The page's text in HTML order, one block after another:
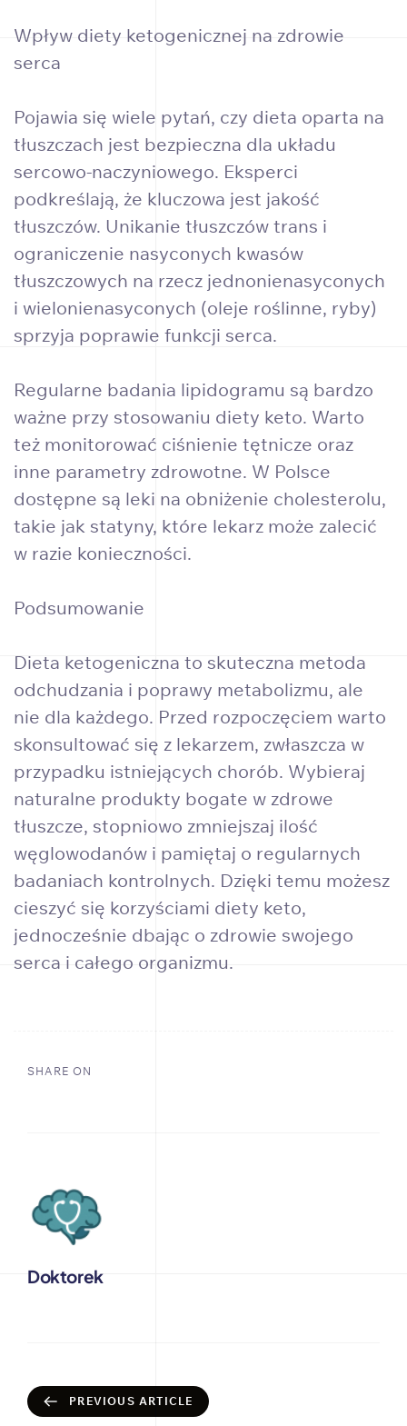
Wpływ diety ketogenicznej na zdrowie
serca
Pojawia się wiele pytań, czy dieta oparta na
tłuszczach jest bezpieczna dla układu
sercowo-naczyniowego. Eksperci
podkreślają, że kluczowa jest jakość
tłuszczów. Unikanie tłuszczów trans i
ograniczenie nasyconych kwasów
tłuszczowych na rzecz jednonienasyconych
i wielonienasyconych (oleje roślinne, ryby)
sprzyja poprawie funkcji serca.
Regularne badania lipidogramu są bardzo
ważne przy stosowaniu diety keto. Warto
też monitorować ciśnienie tętnicze oraz
inne parametry zdrowotne. W Polsce
dostępne są leki na obniżenie cholesterolu,
takie jak statyny, które lekarz może zalecić
w razie konieczności.
Podsumowanie
Dieta ketogeniczna to skuteczna metoda
odchudzania i poprawy metabolizmu, ale
nie dla każdego. Przed rozpoczęciem warto
skonsultować się z lekarzem, zwłaszcza w
przypadku istniejących chorób. Wybieraj
naturalne produkty bogate w zdrowe
tłuszcze, stopniowo zmniejszaj ilość
węglowodanów i pamiętaj o regularnych
badaniach kontrolnych. Dzięki temu możesz
cieszyć się korzyściami diety keto,
jednocześnie dbając o zdrowie swojego
serca i całego organizmu.
SHARE ON
Doktorek
PREVIOUS ARTICLE